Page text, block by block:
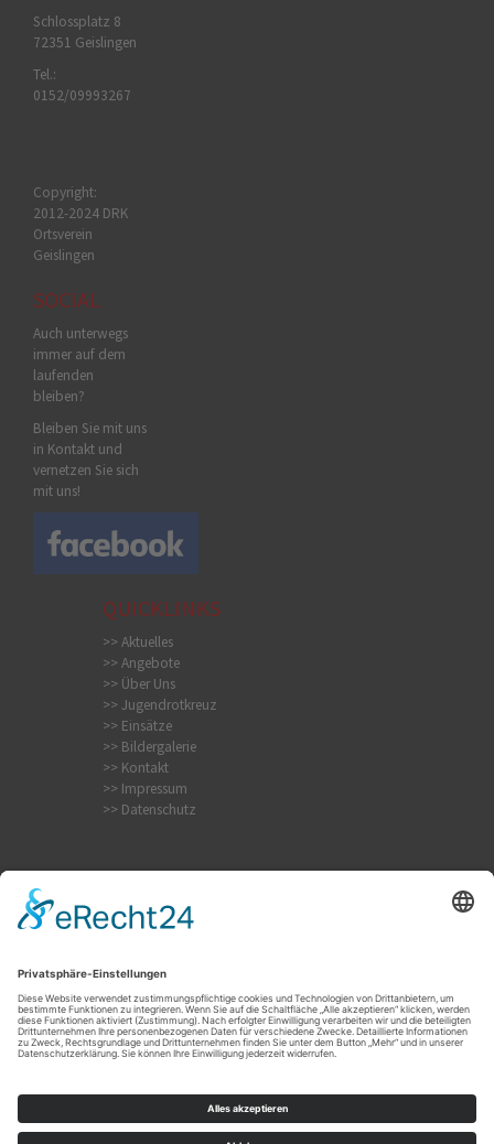
Schlossplatz 8
72351 Geislingen
Tel.:
0152/09993267
Copyright:
2012-2024 DRK
Ortsverein
Geislingen
SOCIAL
Auch unterwegs
immer auf dem
laufenden
bleiben?
Bleiben Sie mit uns
in Kontakt und
vernetzen Sie sich
mit uns!
QUICKLINKS
>> Aktuelles
>> Angebote
>> Über Uns
>> Jugendrotkreuz
>> Einsätze
>> Bildergalerie
>> Kontakt
>> Impressum
>> Datenschutz
Internistischer Notfall